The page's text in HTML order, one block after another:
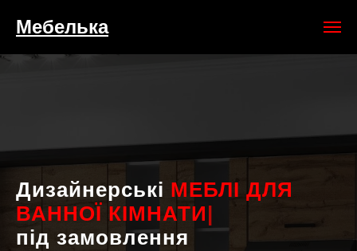
Мебелька
ДизайнерськіМЕБЛІ |
під замовлення